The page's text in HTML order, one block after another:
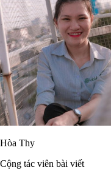
Hòa Thy
Cộng tác viên bài viết